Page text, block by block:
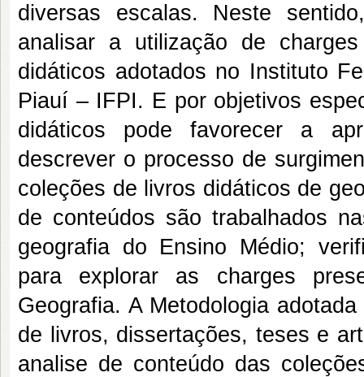
diversas escalas. Neste
analisar a utilização de
didáticos adotados no Instituto
Piauí – IFPI. E por objetivos
didáticos pode favorecer a
descrever o processo de
coleções de livros didáticos de
de conteúdos são trabalhados
geografia do Ensino Médio;
para explorar as charges
Geografia. A Metodologia
de livros, dissertações, teses e
analise de conteúdo das